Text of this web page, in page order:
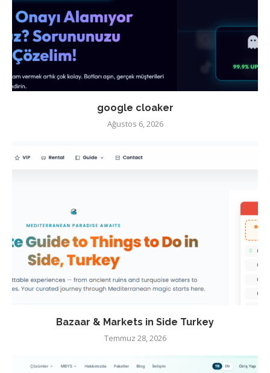
google cloaker
Ağustos 6, 2026
Bazaar & Markets in Side Turkey
Temmuz 28, 2026